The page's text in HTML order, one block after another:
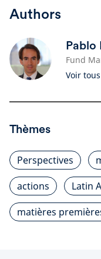
Authors
Pablo
Voir
Thèmes
Perspectives
actions
Latin
matières